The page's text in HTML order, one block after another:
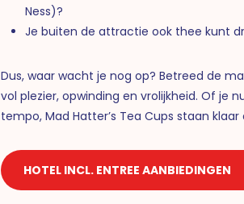
Ness)?
Je buiten de attractie ook thee kunt
Dus, waar wacht je nog op? Betreed de
vol plezier, opwinding en vrolijkheid. Of je
tempo, Mad Hatter’s Tea Cups staan
HOTEL INCL. ENTREE AANBIEDINGEN